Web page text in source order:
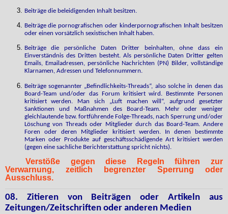
Beiträge die beleidigenden Inhalt besitzen.
Beiträge die pornografischen oder kinderpornografischen Inhalt besitzen
oder einen vorsätzlich sexistischen Inhalt haben.
Beiträge die persönliche Daten Dritter beinhalten, ohne dass ein
Einverständnis des Dritten besteht. Als persönliche Daten Dritter gelten
Emails, Emailadressen, persönliche Nachrichten (PN) Bilder, vollständige
Klarnamen, Adressen und Telefonnummern.
Beiträge sogenannter „Befindlichkeits-Threads“, also solche in denen das
Board-Team und/oder das Forum kritisiert wird. Bestimmte Personen
kritisiert werden. Man sich „Luft machen will“, aufgrund gesetzter
Sanktionen und Maßnahmen des Board-Team. Mehr oder weniger
gleichlautende bzw. fortführende Folge-Threads, nach Sperrung und/oder
Löschung von Threads oder Mitglieder durch das Board-Team. Andere
Foren oder deren Mitglieder kritisiert werden. In denen bestimmte
Marken oder Produkte auf geschäftsschädigende Art kritisiert werden
(gegen eine sachliche Berichterstattung spricht nichts).
Verstöße gegen diese Regeln führen zur
Verwarnung, zeitlich begrenzter Sperrung oder
Ausschluss.
08. Zitieren von Beiträgen oder Artikeln aus
Zeitungen/Zeitschriften oder anderen Medien